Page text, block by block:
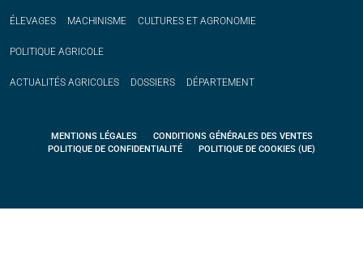
ÉLEVAGES MACHINISME CULTURES ET AGRONOMIE
POLITIQUE AGRICOLE
ACTUALITÉS AGRICOLES DOSSIERS DÉPARTEMENT
MENTIONS LÉGALES
CONDITIONS GÉNÉRALES DES VENTES
POLITIQUE DE CONFIDENTIALITÉ
POLITIQUE DE COOKIES (UE)